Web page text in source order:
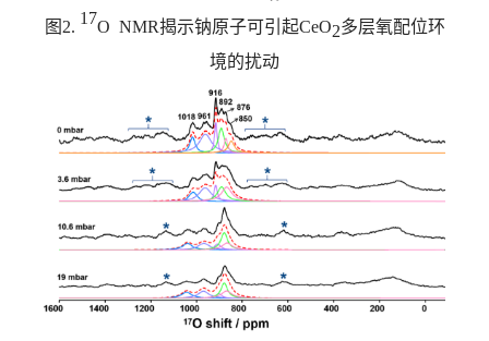
图 2. 17O NMR揭示钠原子可引起CeO2多层氧配位环
境的扰动